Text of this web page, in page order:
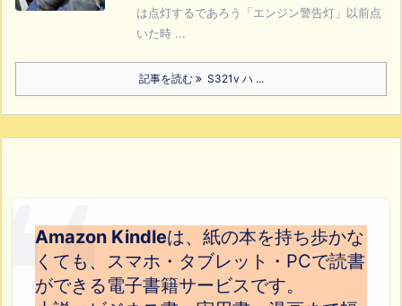
は点灯するであろう「エンジン警告灯」以前点
いた時 ...
記事を読む S321v ハ ...
Amazon Kindleは、紙の本を持ち歩かな
くても、スマホ・タブレット・PCで読書
ができる電子書籍サービスです。